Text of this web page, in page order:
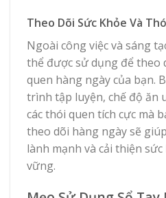
Theo Dõi Sức Khỏe Và
Ngoài công việc và sáng
thể được sử dụng để theo
quen hàng ngày của bạn.
trình tập luyện, chế độ ăn
các thói quen tích cực mà
theo dõi hàng ngày sẽ
lành mạnh và cải thiện
vững.